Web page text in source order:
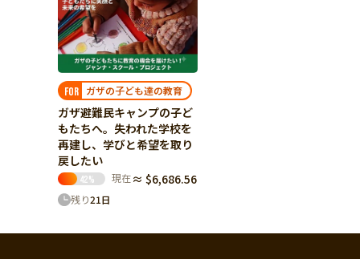
FOR ガザの子ども達の教育
ガザ避難民キャンプの子ど
もたちへ。失われた学校を
再建し、学びと希望を取り
戻したい
42% 現在 ≈ $6,686.56
残り21日